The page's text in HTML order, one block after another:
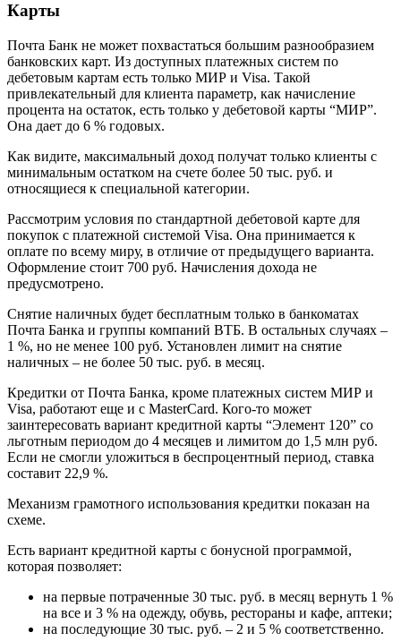
Карты
Почта Банк не может похвастаться большим разнообразием
банковских карт. Из доступных платежных систем по
дебетовым картам есть только МИР и Visa. Такой
привлекательный для клиента параметр, как начисление
процента на остаток, есть только у дебетовой карты “МИР”.
Она дает до 6 % годовых.
Как видите, максимальный доход получат только клиенты с
минимальным остатком на счете более 50 тыс. руб. и
относящиеся к специальной категории.
Рассмотрим условия по стандартной дебетовой карте для
покупок с платежной системой Visa. Она принимается к
оплате по всему миру, в отличие от предыдущего варианта.
Оформление стоит 700 руб. Начисления дохода не
предусмотрено.
Снятие наличных будет бесплатным только в банкоматах
Почта Банка и группы компаний ВТБ. В остальных случаях –
1 %, но не менее 100 руб. Установлен лимит на снятие
наличных – не более 50 тыс. руб. в месяц.
Кредитки от Почта Банка, кроме платежных систем МИР и
Visa, работают еще и с MasterCard. Кого-то может
заинтересовать вариант кредитной карты “Элемент 120” со
льготным периодом до 4 месяцев и лимитом до 1,5 млн руб.
Если не смогли уложиться в беспроцентный период, ставка
составит 22,9 %.
Механизм грамотного использования кредитки показан на
схеме.
Есть вариант кредитной карты с бонусной программой,
которая позволяет:
на первые потраченные 30 тыс. руб. в месяц вернуть 1 %
на все и 3 % на одежду, обувь, рестораны и кафе, аптеки;
на последующие 30 тыс. руб. – 2 и 5 % соответственно.